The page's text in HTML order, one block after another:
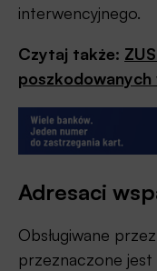
interwencyjnego.
Czytaj także:
poszkodowanych
Adresaci
Obsługiwane
przeznaczone